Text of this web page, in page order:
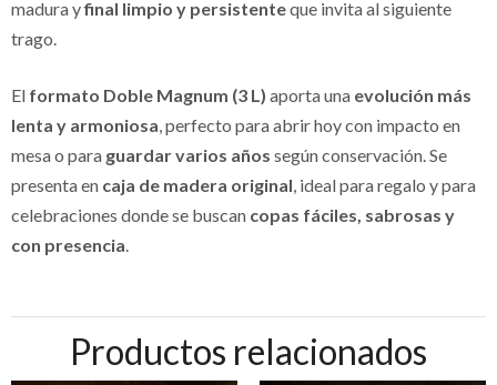
madura yfinal limpio y persistenteque invita al siguiente
trago.
El formato Doble Magnum (3 L) aporta una evolución más
lenta y armoniosa, perfecto para abrir hoy con impacto en
mesa o para guardar varios años según conservación. Se
presenta en caja de madera original, ideal para regalo y para
celebraciones donde se buscan copas fáciles, sabrosas y
con presencia.
Productos relacionados